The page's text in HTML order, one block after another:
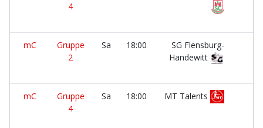
4
mC
Gruppe
2
Sa 18:00
SG Flensburg-
Handewitt
mC
Gruppe
4
Sa 18:00 MT Talents